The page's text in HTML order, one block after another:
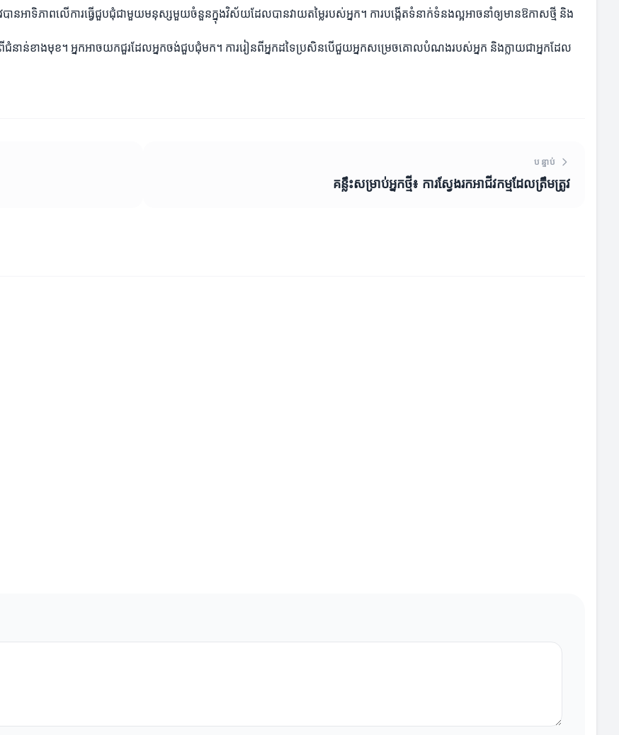
ានអាទិភាពលើការធ្វើជួបជុំជាមួយមនុស្សមួយចំនួនក្នុងវិស័យដែលបានវាយតម្លៃរបស់អ្នក។ ការបង្កើតទំនាក់ទំនងល្អអាចនាំឲ្យមានឱកាសថ្មី និង
ជំនាន់ខាងមុខ។ អ្នកអាចយកជួរដែលអ្នកចង់ជួបជុំមក។ ការរៀនពីអ្នកដទៃប្រសិនបើជួយអ្នកសម្រេចគោលបំណងរបស់អ្នក និងក្លាយជាអ្នកដែល
បន្ទាប់
គន្លឹះសម្រាប់អ្នកថ្មី៖ ការស្វែងរកអាជីវកម្មដែលត្រឹមត្រូវ